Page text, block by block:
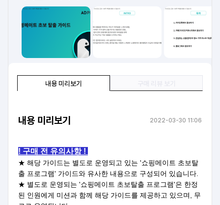
내용 미리보기
내용 미리보기 2022-03-30 11:06
! 구매 전 유의사항 !
★ 해당 가이드는 별도로 운영되고 있는 '쇼핑메이트 초보탈
출 프로그램' 가이드와 유사한 내용으로 구성되어 있습니다.
★ 별도로 운영되는 '쇼핑메이트 초보탈출 프로그램'은 한정
된 인원에게 미션과 함께 해당 가이드를 제공하고 있으며, 무